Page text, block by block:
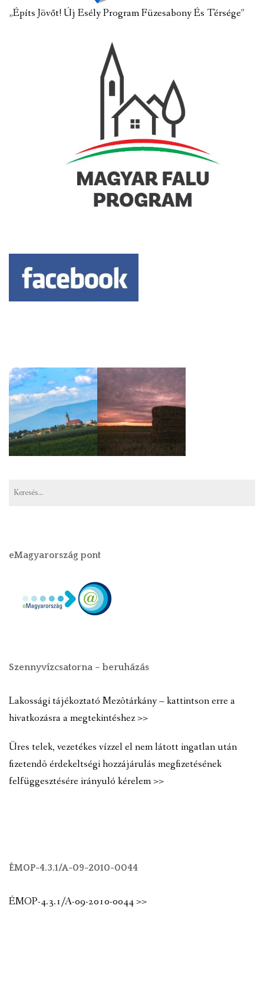
„Építs Jövőt! Új Esély Program Füzesabony És Térsége”
eMagyarország pont
Szennyvízcsatorna – beruházás
Lakossági tájékoztató Mezõtárkány – kattintson erre a
hivatkozásra a megtekintéshez >>
Üres telek, vezetékes vízzel el nem látott ingatlan után
fizetendõ érdekeltségi hozzájárulás megfizetésének
felfüggesztésére irányuló kérelem >>
ÉMOP-4.3.1/A-09-2010-0044
ÉMOP-4.3.1/A-09-2010-0044 >>